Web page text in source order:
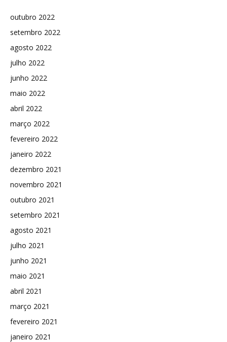
outubro 2022
setembro 2022
agosto 2022
julho 2022
junho 2022
maio 2022
abril 2022
março 2022
fevereiro 2022
janeiro 2022
dezembro 2021
novembro 2021
outubro 2021
setembro 2021
agosto 2021
julho 2021
junho 2021
maio 2021
abril 2021
março 2021
fevereiro 2021
janeiro 2021